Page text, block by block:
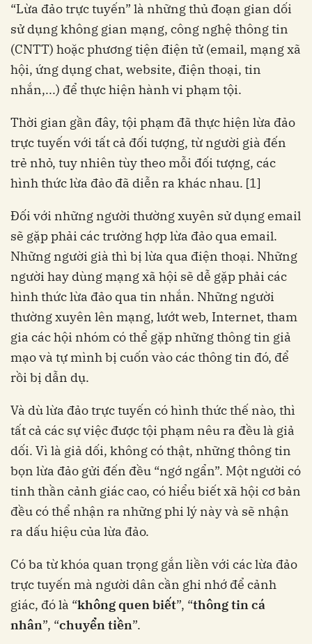
“Lừa đảo trực tuyến” là những thủ đoạn gian dối
sử dụng không gian mạng, công nghệ thông tin
(CNTT) hoặc phương tiện điện tử (email, mạng xã
hội, ứng dụng chat, website, điện thoại, tin
nhắn,...) để thực hiện hành vi phạm tội.
Thời gian gần đây, tội phạm đã thực hiện lừa đảo
trực tuyến với tất cả đối tượng, từ người già đến
trẻ nhỏ, tuy nhiên tùy theo mỗi đối tượng, các
hình thức lừa đảo đã diễn ra khác nhau. [1]
Đối với những người thường xuyên sử dụng email
sẽ gặp phải các trường hợp lừa đảo qua email.
Những người già thì bị lừa qua điện thoại. Những
người hay dùng mạng xã hội sẽ dễ gặp phải các
hình thức lừa đảo qua tin nhắn. Những người
thường xuyên lên mạng, lướt web, Internet, tham
gia các hội nhóm có thể gặp những thông tin giả
mạo và tự mình bị cuốn vào các thông tin đó, để
rồi bị dẫn dụ.
Và dù lừa đảo trực tuyến có hình thức thế nào, thì
tất cả các sự việc được tội phạm nêu ra đều là giả
dối. Vì là giả dối, không có thật, những thông tin
bọn lừa đảo gửi đến đều “ngớ ngẩn”. Một người có
tinh thần cảnh giác cao, có hiểu biết xã hội cơ bản
đều có thể nhận ra những phi lý này và sẽ nhận
ra dấu hiệu của lừa đảo.
Có ba từ khóa quan trọng gắn liền với các lừa đảo
trực tuyến mà người dân cần ghi nhớ để cảnh
giác, đó là “không quen biết”, “thông tin cá
nhân”, “chuyển tiền”.